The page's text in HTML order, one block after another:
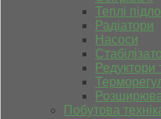
Теплі
Радіатори
Насоси
Редуктори
Побутова